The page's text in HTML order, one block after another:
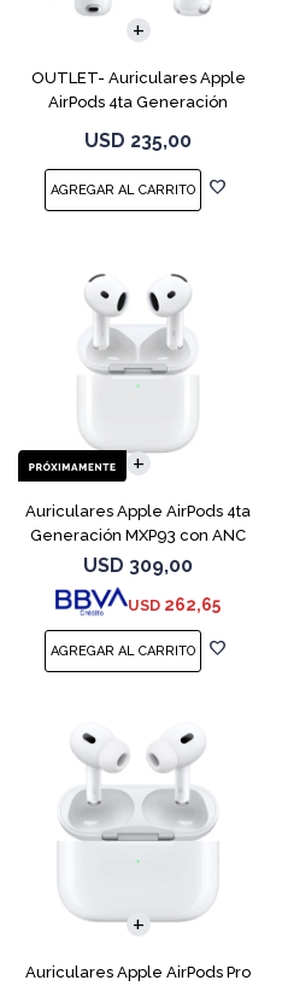
OUTLET- Auriculares Apple
AirPods 4ta Generación
USD 235,00
Auriculares Apple AirPods 4ta
Generación MXP93 con ANC
USD 309,00
USD 262,65
Auriculares Apple AirPods Pro